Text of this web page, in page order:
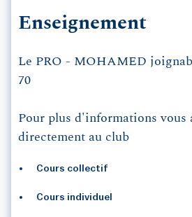
Enseignement
Le PRO - MOHAMED
70
Pour plus d'informations vous
directement au club
Cours collectif
Cours individuel